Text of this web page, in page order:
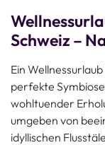
Schweiz –
Ein
perfekte
wohltuender
umgeben von
idyllischen